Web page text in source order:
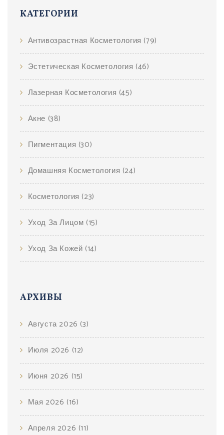
КАТЕГОРИИ
Антивозрастная Косметология (79)
Эстетическая Косметология (46)
Лазерная Косметология (45)
Акне (38)
Пигментация (30)
Домашняя Косметология (24)
Косметология (23)
Уход За Лицом (15)
Уход За Кожей (14)
АРХИВЫ
Августа 2026 (3)
Июля 2026 (12)
Июня 2026 (15)
Мая 2026 (16)
Апреля 2026 (11)